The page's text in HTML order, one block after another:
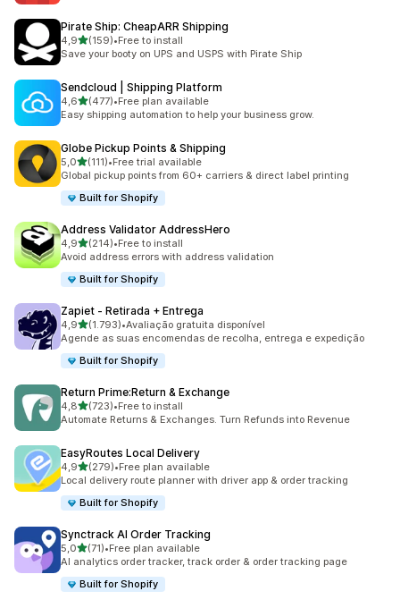
Pirate Ship: CheapARR Shipping
4,9de 5 estrelas
(159)
159 total de avaliações
•Free to install
Save your booty on UPS and USPS with Pirate Ship
Sendcloud | Shipping Platform
4,6de 5 estrelas
(477)
477 total de avaliações
•Free plan available
Easy shipping automation to help your business grow.
Globe Pickup Points & Shipping
5,0de 5 estrelas
(111)
111 total de avaliações
•Free trial available
Global pickup points from 60+ carriers & direct label printing
Built for Shopify
Address Validator AddressHero
4,9de 5 estrelas
(214)
214 total de avaliações
•Free to install
Avoid address errors with address validation
Built for Shopify
Zapiet ‑ Retirada + Entrega
4,9de 5 estrelas
(1.793)
1793 total de avaliações
•Avaliação gratuita disponível
Agende as suas encomendas de recolha, entrega e expedição
Built for Shopify
Return Prime:Return & Exchange
4,8de 5 estrelas
(723)
723 total de avaliações
•Free to install
Automate Returns & Exchanges. Turn Refunds into Revenue
EasyRoutes Local Delivery
4,9de 5 estrelas
(279)
279 total de avaliações
•Free plan available
Local delivery route planner with driver app & order tracking
Built for Shopify
Synctrack AI Order Tracking
5,0de 5 estrelas
(71)
71 total de avaliações
•Free plan available
AI analytics order tracker, track order & order tracking page
Built for Shopify